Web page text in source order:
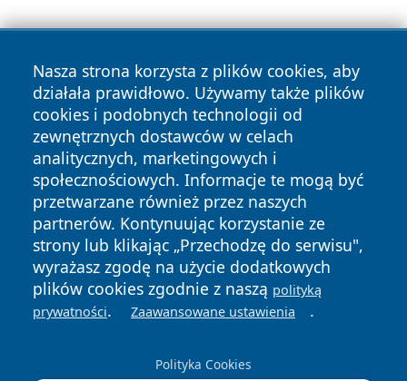
Nasza strona korzysta z plików cookies, aby
działała prawidłowo. Używamy także plików
cookies i podobnych technologii od
zewnętrznych dostawców w celach
analitycznych, marketingowych i
społecznościowych. Informacje te mogą być
przetwarzane również przez naszych
partnerów. Kontynuując korzystanie ze
strony lub klikając „Przechodzę do serwisu",
wyrażasz zgodę na użycie dodatkowych
plików cookies zgodnie z naszą polityką
prywatności. Zaawansowane ustawienia .
Polityka Cookies
Copyright © 2026 leszczynski24.pl Wszystkie prawa
zastrzeżone.
News Autorzy
Polityka
Prywatności
Polityka
Cookies